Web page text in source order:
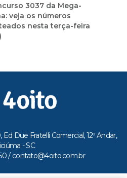
3037 da Mega-
veja os números
nesta terça-feira
Due Fratelli Comercial, 12º Andar,
- SC
/ contato@4oito.com.br